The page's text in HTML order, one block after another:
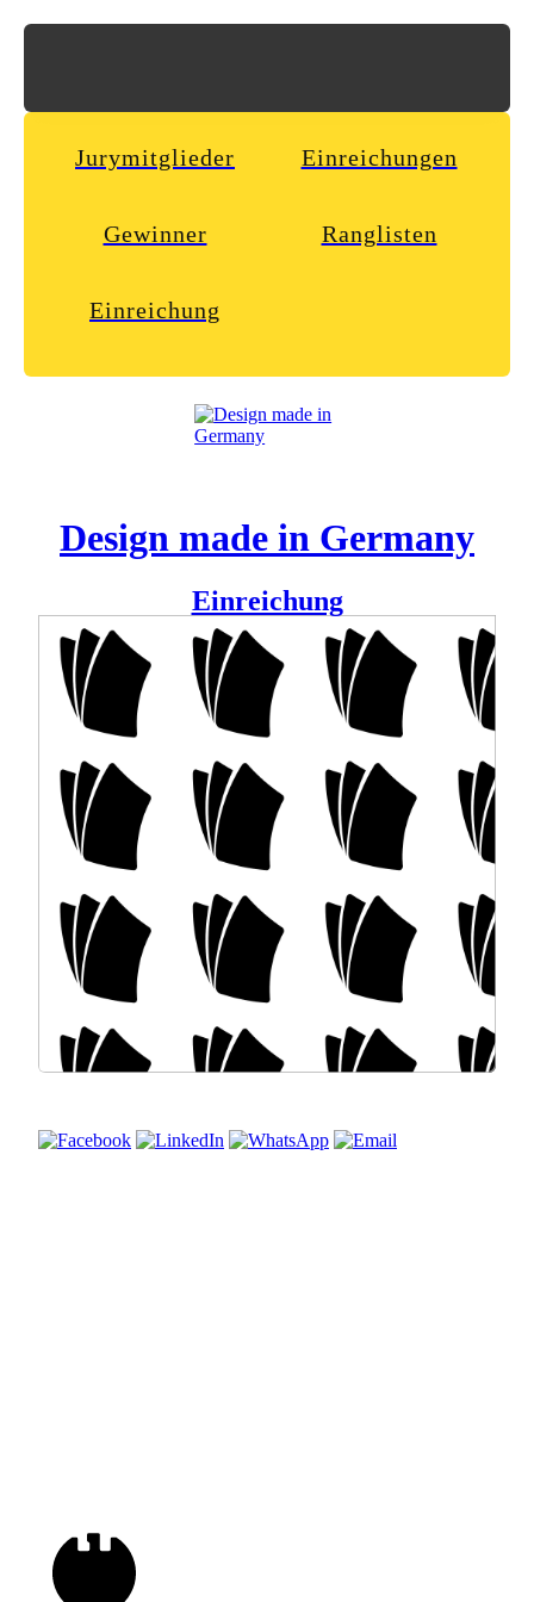
Jurymitglieder Einreichungen
Gewinner Ranglisten
Einreichung
Design made in Germany
Einreichung